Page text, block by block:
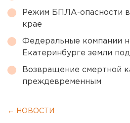
Режим БПЛА-опасности
крае
Федеральные компании
Екатеринбурге земли
Возвращение смертной
преждевременным
← НОВОСТИ